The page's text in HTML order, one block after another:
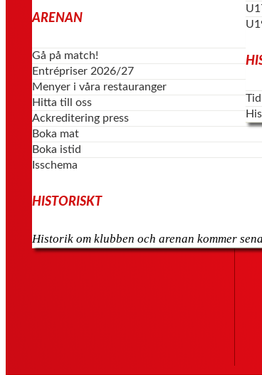
ARENAN
Gå på match!
Entrépriser 2026/27
Menyer i våra restauranger
Hitta till oss
Ackreditering press
Boka mat
Boka istid
Isschema
HISTORISKT
Historik om klubben och arenan kommer